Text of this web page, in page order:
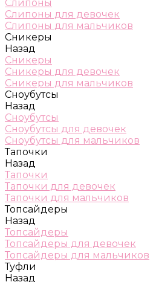
Слипоны
Слипоны для девочек
Слипоны для мальчиков
Сникеры
Назад
Сникеры
Сникеры для девочек
Сникеры для мальчиков
Сноубутсы
Назад
Сноубутсы
Сноубутсы для девочек
Сноубутсы для мальчиков
Тапочки
Назад
Тапочки
Тапочки для девочек
Тапочки для мальчиков
Топсайдеры
Назад
Топсайдеры
Топсайдеры для девочек
Топсайдеры для мальчиков
Туфли
Назад